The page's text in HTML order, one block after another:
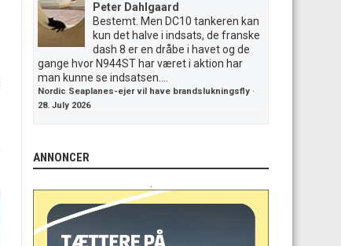
Peter Dahlgaard
Bestemt. Men DC10 tankeren kan
kun det halve i indsats, de franske
dash 8 er en dråbe i havet og de
gange hvor N944ST har været i aktion har
man kunne se indsatsen....
Nordic Seaplanes-ejer vil have brandslukningsfly ·
28. July 2026
ANNONCER